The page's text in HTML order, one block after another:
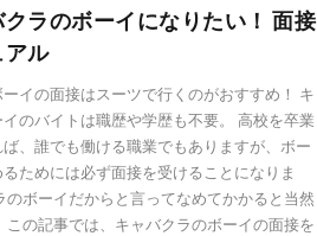
ラのボーイになりたい！ 面接
アル
イの面接はスーツで行くのがおすすめ！ キ
のバイトは職歴や学歴も不要。 高校を卒業
ば、誰でも働ける職業でもありますが、ボー
ためには必ず面接を受けることになりま
のボーイだからと言ってなめてかかると当然
この記事では、キャバクラのボーイの面接を